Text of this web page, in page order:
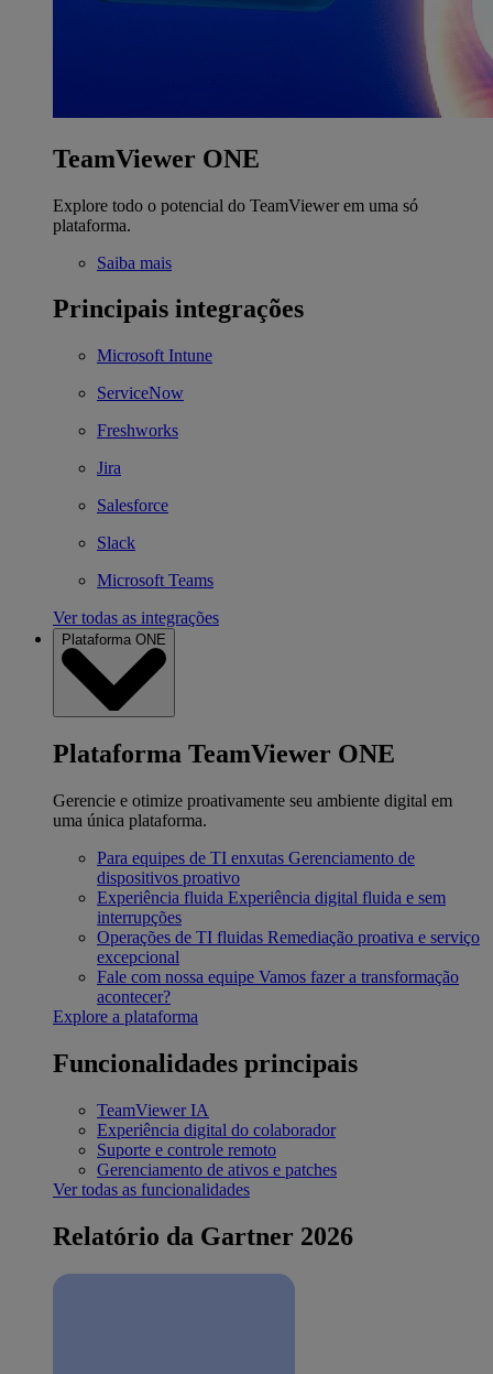
TeamViewer ONE
Explore todo o potencial do TeamViewer em uma só
plataforma.
Saiba mais
Principais integrações
Microsoft Intune
ServiceNow
Freshworks
Jira
Salesforce
Slack
Microsoft Teams
Ver todas as integrações
Plataforma ONE
Plataforma TeamViewer ONE
Gerencie e otimize proativamente seu ambiente digital em
uma única plataforma.
Para equipes de TI enxutas Gerenciamento de
dispositivos proativo
Experiência fluida Experiência digital fluida e sem
interrupções
Operações de TI fluidas Remediação proativa e serviço
excepcional
Fale com nossa equipe Vamos fazer a transformação
acontecer?
Explore a plataforma
Funcionalidades principais
TeamViewer IA
Experiência digital do colaborador
Suporte e controle remoto
Gerenciamento de ativos e patches
Ver todas as funcionalidades
Relatório da Gartner 2026